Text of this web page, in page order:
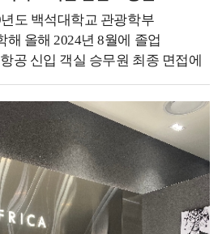
행복감은 이루 말할 수 없을
하고 싶은 말을 자유롭게
찮은 건가? 도움이 될까?
들어 줍니다. 실패해도
학 중에 이루고자 했던 목표들을
서 점점 실패에 대한 두려움이
에서 얻은 부정적 감정은
습니다. 그런데 돌아보면 그
결과들을 만들어 주었습니다.
업 등 다양한 목적이 있습니다. 그
운동을 하는 것도 중요하지만,
서, 얼마나 어떻게 해야 하는지가
을 설정하기 위해서 밟아야 하는
신의 체력 수준을 인지하는
체계적이고 구체적으로
있는 직업이라고 생각했기 때문에
되었습니다. 저는 군 전역 후
19로 인해 모든 수업이 전면
고 국가적으로 행사들도 취소되는
에 저는 전공과 제 자신에 대한
서 커져만 갔습니다. 그 의심과
도 백석대학교 관광학부
올해 2024년 8월에 졸업
공 신입 객실 승무원 최종 면접에
습니다.저는 21살 때 여행자금을
여행을 했던 경험이 있습니다.
각하는 시간들이 많았는데, 진로
내 안에서 전문적으로 서비스를
고 일하시는 객실 승무원의 모습이
진로를 선택하게 되었습니다.
년 동안 원하는 꿈을 이루기 위해
다. 4.27의 학점으로 졸업했으며,